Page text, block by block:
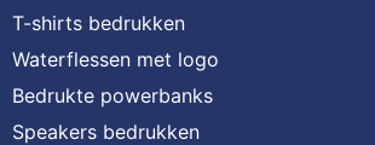
T-shirts bedrukken
Waterflessen met logo
Bedrukte powerbanks
Speakers bedrukken